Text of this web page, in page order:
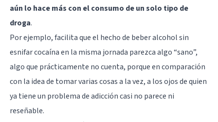
aún lo hace más con el consumo de un solo tipo de
droga.
Por ejemplo, facilita que el hecho de beber alcohol sin
esnifar cocaína en la misma jornada parezca algo “sano”,
algo que prácticamente no cuenta, porque en comparación
con la idea de tomar varias cosas a la vez, a los ojos de quien
ya tiene un problema de adicción casi no parece ni
reseñable.